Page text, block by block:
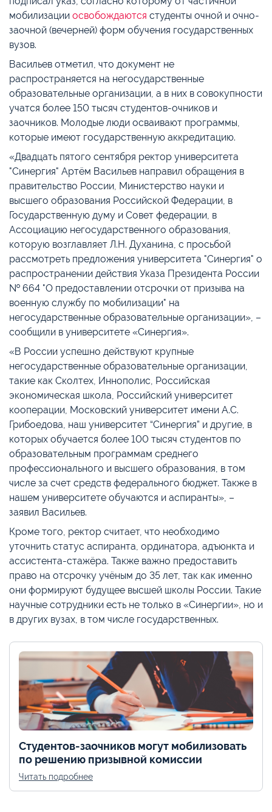
мобилизации освобождаются студенты очной и очно-
заочной (вечерней) форм обучения государственных
вузов.
Васильев отметил, что документ не
распространяется на негосударственные
образовательные организации, а в них в совокупности
учатся более 150 тысяч студентов-очников и
заочников. Молодые люди осваивают программы,
которые имеют государственную аккредитацию.
«Двадцать пятого сентября ректор университета
"Синергия" Артём Васильев направил обращения в
правительство России, Министерство науки и
высшего образования Российской Федерации, в
Государственную думу и Совет федерации, в
Ассоциацию негосударственного образования,
которую возглавляет Л.Н. Духанина, с просьбой
рассмотреть предложения университета "Синергия" о
распространении действия Указа Президента России
№ 664 "О предоставлении отсрочки от призыва на
военную службу по мобилизации" на
негосударственные образовательные организации», –
сообщили в университете «Синергия».
«В России успешно действуют крупные
негосударственные образовательные организации,
такие как Сколтех, Иннополис, Российская
экономическая школа, Российский университет
кооперации, Московский университет имени А.С.
Грибоедова, наш университет “Синергия” и другие, в
которых обучается более 100 тысяч студентов по
образовательным программам среднего
профессионального и высшего образования, в том
числе за счет средств федерального бюджет. Также в
нашем университете обучаются и аспиранты», –
заявил Васильев.
Кроме того, ректор считает, что необходимо
уточнить статус аспиранта, ординатора, адъюнкта и
ассистента-стажёра. Также важно предоставить
право на отсрочку учёным до 35 лет, так как именно
они формируют будущее высшей школы России. Такие
научные сотрудники есть не только в «Синергии», но и
в других вузах, в том числе государственных.
Студентов-заочников могут мобилизовать
по решению призывной комиссии
Читать подробнее